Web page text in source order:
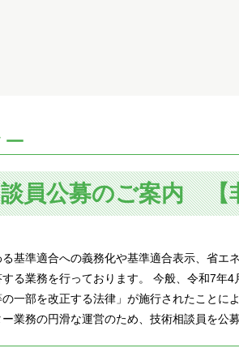
員公募のご案内 【
基準適合への義務化や基準適合表示、省エ
る業務を行っております。 今般、令和7年4
一部を改正する法律」が施行されたことに
業務の円滑な運営のため、技術相談員を公募